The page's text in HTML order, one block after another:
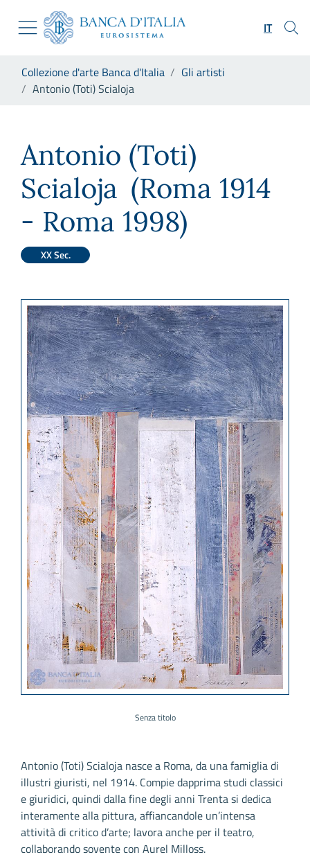
Skip to Main Content
Vai al sito istituzionale
Vai al menu di navigazione
Vai alla ricerca
Vai al footer
IT
Collezione d'arte Banca d'Italia
Gli artisti
Antonio (Toti) Scialoja
Antonio (Toti)
Scialoja (Roma 1914
- Roma 1998)
XX Sec.
Senza titolo
Antonio (Toti) Scialoja nasce a Roma, da una famiglia di
illustri giuristi, nel 1914. Compie dapprima studi classici
e giuridici, quindi dalla fine degli anni Trenta si dedica
interamente alla pittura, affiancandole un’intensa
attività di critico d’arte; lavora anche per il teatro,
collaborando sovente con Aurel Milloss.